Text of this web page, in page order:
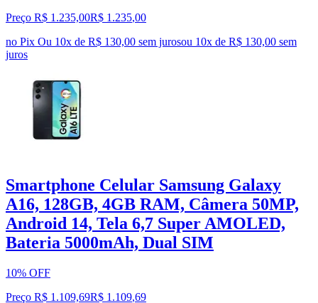
Preço R$ 1.235,00R$ 1.235,00
no Pix Ou 10x de R$ 130,00 sem jurosou 10x de R$ 130,00 sem
juros
Smartphone Celular Samsung Galaxy
A16, 128GB, 4GB RAM, Câmera 50MP,
Android 14, Tela 6,7 Super AMOLED,
Bateria 5000mAh, Dual SIM
10% OFF
Preço R$ 1.109,69R$ 1.109,69